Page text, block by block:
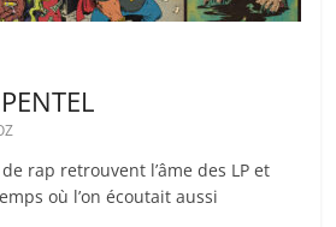
rap retrouvent l’âme des LP et
où l’on écoutait aussi